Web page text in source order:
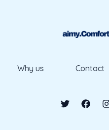
Contact
Why us